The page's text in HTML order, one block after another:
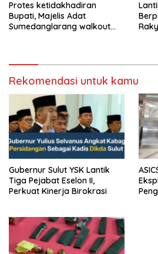
Protes ketidakhadiran
Bupati, Majelis Adat
Sumedanglarang walkout
Rekomendasi untuk kamu
Gubernur Sulut YSK Lantik
Tiga Pejabat Eselon II,
Perkuat Kinerja Birokrasi